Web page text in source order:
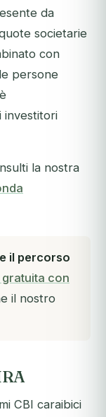
da
societarie
con
persone
investitori
la nostra
il percorso
con
il nostro
CBI caraibici